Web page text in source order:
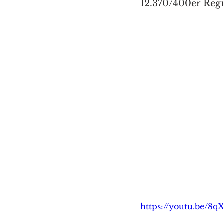
12.370/400er
https://youtu.be/